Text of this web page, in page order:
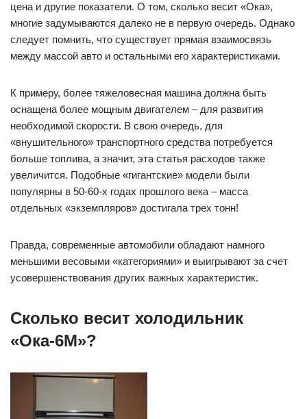
цена и другие показатели. О том, сколько весит «Ока»,
многие задумываются далеко не в первую очередь. Однако
следует помнить, что существует прямая взаимосвязь
между массой авто и остальными его характеристиками.
К примеру, более тяжеловесная машина должна быть
оснащена более мощным двигателем – для развития
необходимой скорости. В свою очередь, для
«внушительного» транспортного средства потребуется
больше топлива, а значит, эта статья расходов также
увеличится. Подобные «гигантские» модели были
популярны в 50-60-х годах прошлого века – масса
отдельных «экземпляров» достигала трех тонн!
Правда, современные автомобили обладают намного
меньшими весовыми «категориями» и выигрывают за счет
усовершенствования других важных характеристик.
Сколько весит холодильник
«Ока-6М»?